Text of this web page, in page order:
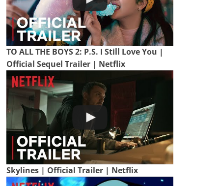
TO ALL THE BOYS 2: P.S. I Still Love You |
Official Sequel Trailer | Netflix
Skylines | Official Trailer | Netflix